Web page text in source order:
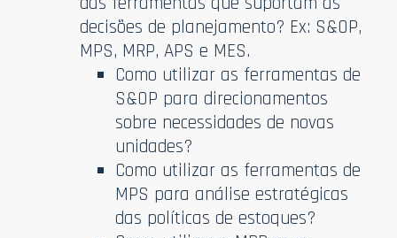
decisões de planejamento? Ex: S&OP,
MPS, MRP, APS e MES.
Como utilizar as ferramentas de
S&OP para direcionamentos
sobre necessidades de novas
unidades?
Como utilizar as ferramentas de
MPS para análise estratégicas
das políticas de estoques?